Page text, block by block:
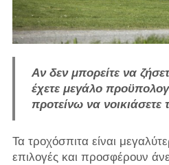
Αν δεν μπορείτε να
έχετε μεγάλο
προτείνω να νοικιάσετε
Τα τροχόσπιτα είναι
επιλογές και προσφέρουν